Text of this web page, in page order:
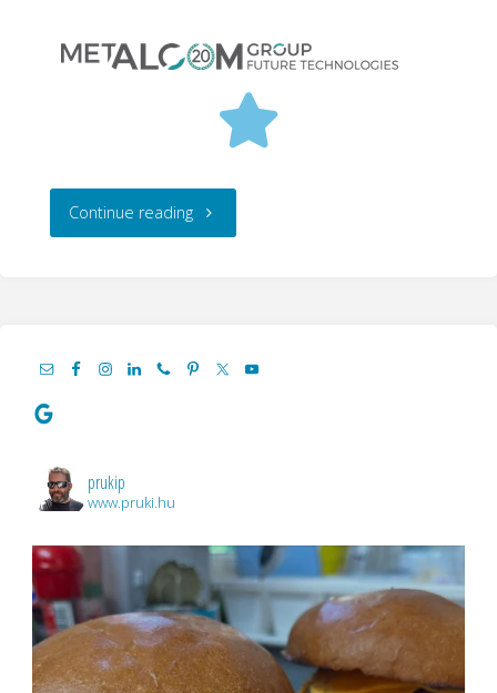
Continue reading
prukip
www.pruki.hu